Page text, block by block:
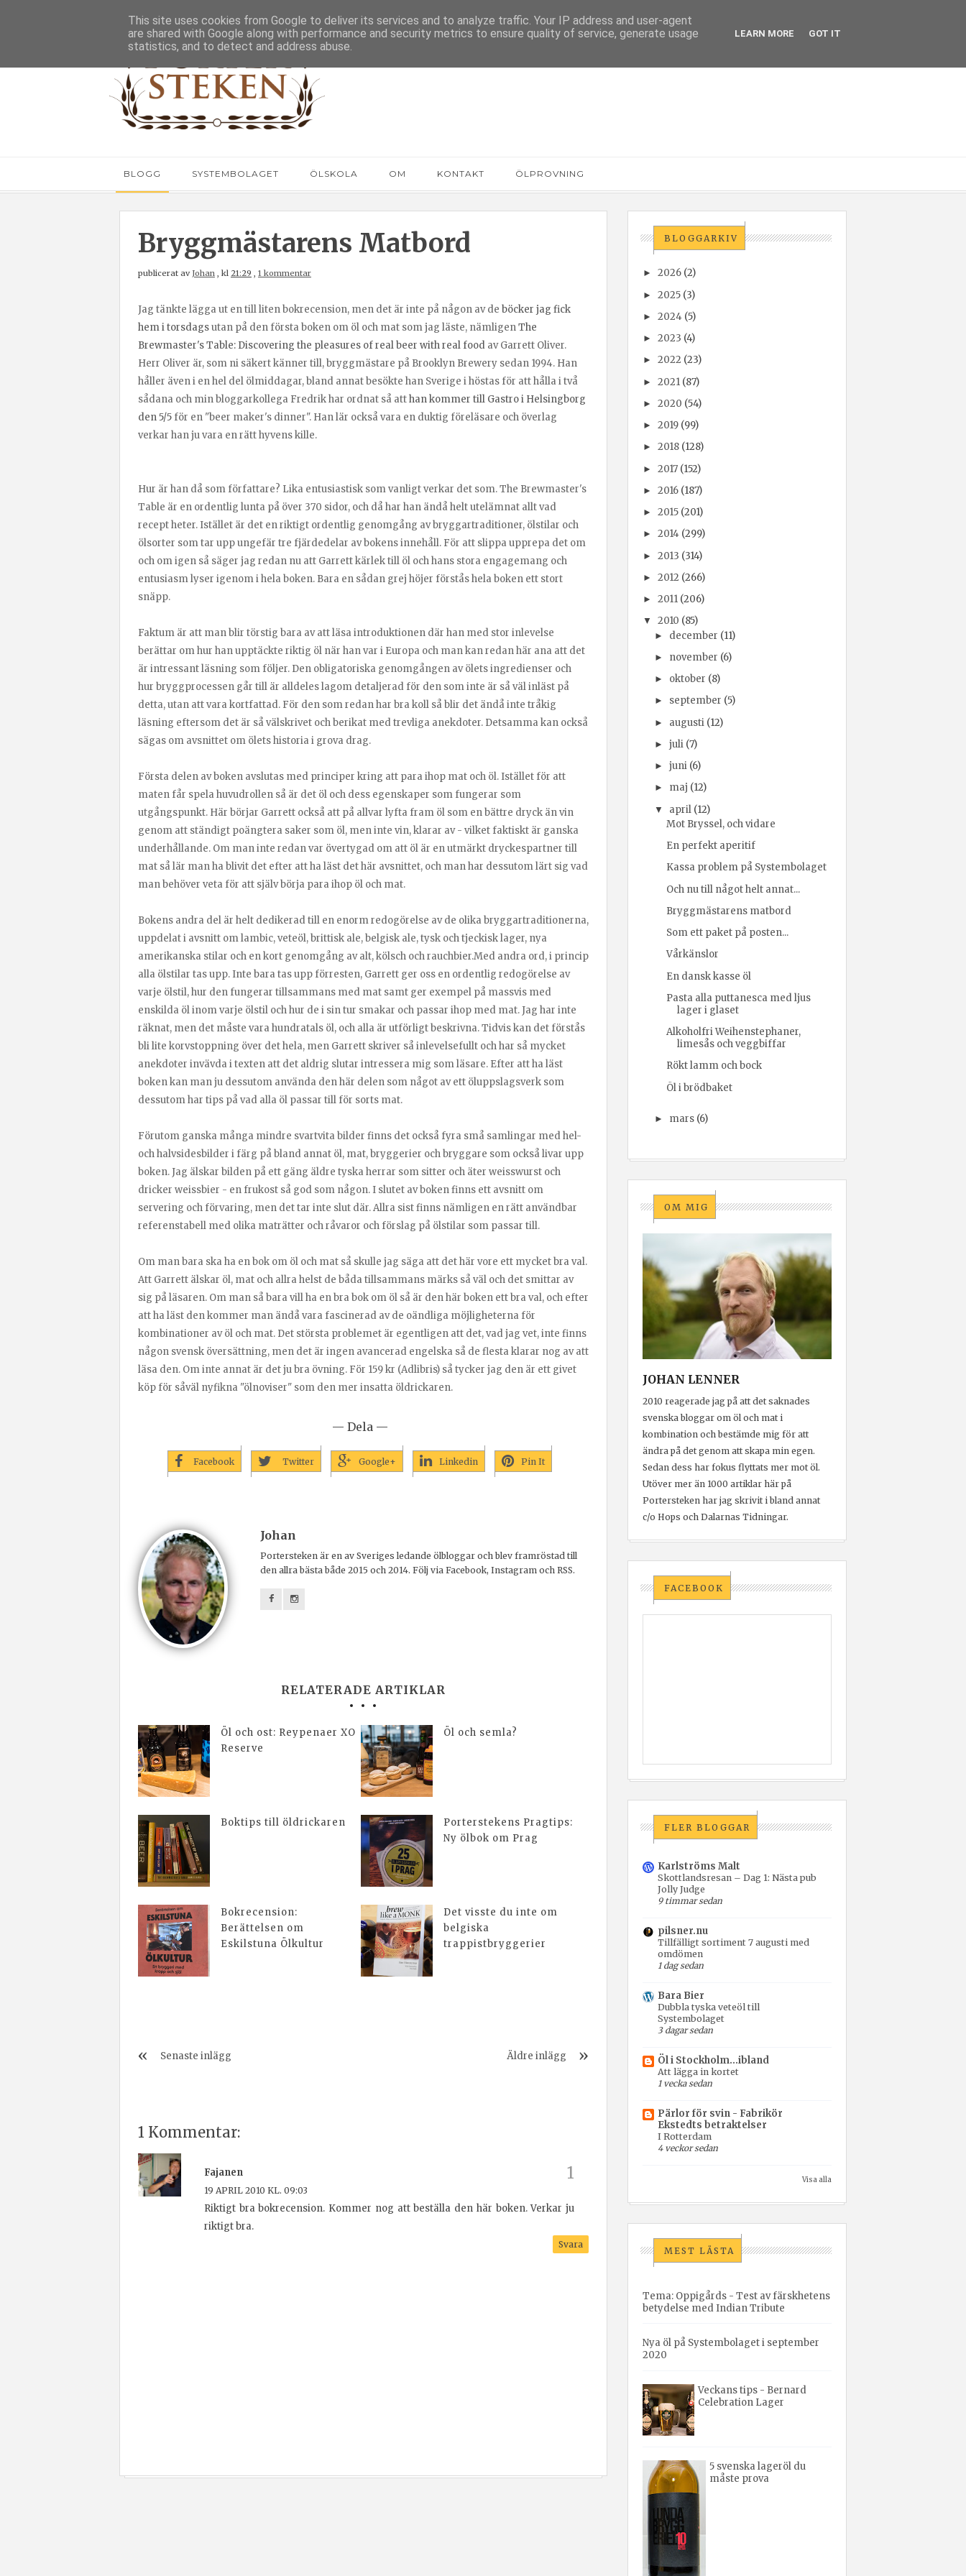
BLOGG SYSTEMBOLAGET ÖLSKOLA OM KONTAKT ÖLPROVNING
Bryggmästarens Matbord
publicerat avJohan , kl 21:29 , 1 kommentar
Jag tänkte lägga ut en till liten bokrecension, men det är inte på någon av de böcker jag fick
hem i torsdagsutan på den första boken om öl och mat som jag läste, nämligenThe
Brewmaster's Table: Discovering the pleasures of real beer with real food av Garrett Oliver.
Herr Oliver är, som ni säkert känner till, bryggmästare på Brooklyn Brewery sedan 1994. Han
håller även i en hel del ölmiddagar, bland annat besökte han Sverige i höstas för att hålla i två
sådana och min bloggarkollega Fredrik har ordnat så atthan kommer till Gastro i Helsingborg
den 5/5 för en "beer maker's dinner". Han lär också vara en duktig föreläsare och överlag
verkar han ju vara en rätt hyvens kille.
Hur är han då som författare? Lika entusiastisk som vanligt verkar det som. The Brewmaster's
Table är en ordentlig lunta på över 370 sidor, och då har han ändå helt utelämnat allt vad
recept heter. Istället är det en riktigt ordentlig genomgång av bryggartraditioner, ölstilar och
ölsorter som tar upp ungefär tre fjärdedelar av bokens innehåll. För att slippa upprepa det om
och om igen så säger jag redan nu att Garrett kärlek till öl och hans stora engagemang och
entusiasm lyser igenom i hela boken. Bara en sådan grej höjer förstås hela boken ett stort
snäpp.
Faktum är att man blir törstig bara av att läsa introduktionen där han med stor inlevelse
berättar om hur han upptäckte riktig öl när han var i Europa och man kan redan här ana att det
är intressant läsning som följer. Den obligatoriska genomgången av ölets ingredienser och
hur bryggprocessen går till är alldeles lagom detaljerad för den som inte är så väl inläst på
detta, utan att vara kortfattad. För den som redan har bra koll så blir det ändå inte tråkig
läsning eftersom det är så välskrivet och berikat med trevliga anekdoter. Detsamma kan också
sägas om avsnittet om ölets historia i grova drag.
Första delen av boken avslutas med principer kring att para ihop mat och öl. Istället för att
maten får spela huvudrollen så är det öl och dess egenskaper som fungerar som
utgångspunkt. Här börjar Garrett också att på allvar lyfta fram öl som en bättre dryck än vin
genom att ständigt poängtera saker som öl, men inte vin, klarar av - vilket faktiskt är ganska
underhållande. Om man inte redan var övertygad om att öl är en utmärkt dryckespartner till
mat så lär man ha blivit det efter att ha läst det här avsnittet, och man har dessutom lärt sig vad
man behöver veta för att själv börja para ihop öl och mat.
Bokens andra del är helt dedikerad till en enorm redogörelse av de olika bryggartraditionerna,
uppdelat i avsnitt om lambic, veteöl, brittisk ale, belgisk ale, tysk och tjeckisk lager, nya
amerikanska stilar och en kort genomgång av alt, kölsch och rauchbier.Med andra ord, i princip
alla ölstilar tas upp. Inte bara tas upp förresten, Garrett ger oss en ordentlig redogörelse av
varje ölstil, hur den fungerar tillsammans med mat samt ger exempel på massvis med
enskilda öl inom varje ölstil och hur de i sin tur smakar och passar ihop med mat. Jag har inte
räknat, men det måste vara hundratals öl, och alla är utförligt beskrivna. Tidvis kan det förstås
bli lite korvstoppning över det hela, men Garrett skriver så inlevelsefullt och har så mycket
anekdoter invävda i texten att det aldrig slutar intressera mig som läsare. Efter att ha läst
boken kan man ju dessutom använda den här delen som något av ett öluppslagsverk som
dessutom har tips på vad alla öl passar till för sorts mat.
Förutom ganska många mindre svartvita bilder finns det också fyra små samlingar med hel-
och halvsidesbilder i färg på bland annat öl, mat, bryggerier och bryggare som också livar upp
boken. Jag älskar bilden på ett gäng äldre tyska herrar som sitter och äter weisswurst och
dricker weissbier - en frukost så god som någon. I slutet av boken finns ett avsnitt om
servering och förvaring, men det tar inte slut där. Allra sist finns nämligen en rätt användbar
referenstabell med olika maträtter och råvaror och förslag på ölstilar som passar till.
Om man bara ska ha en bok om öl och mat så skulle jag säga att det här vore ett mycket bra val.
Att Garrett älskar öl, mat och allra helst de båda tillsammans märks så väl och det smittar av
sig på läsaren. Om man så bara vill ha en bra bok om öl så är den här boken ett bra val, och efter
att ha läst den kommer man ändå vara fascinerad av de oändliga möjligheterna för
kombinationer av öl och mat. Det största problemet är egentligen att det, vad jag vet, inte finns
någon svensk översättning, men det är ingen avancerad engelska så de flesta klarar nog av att
läsa den. Om inte annat är det ju bra övning. För 159 kr (Adlibris) så tycker jag den är ett givet
köp för såväl nyfikna "ölnoviser" som den mer insatta öldrickaren.
— Dela —
Facebook Twitter Google+ Linkedin Pin It
Johan
Portersteken är en av Sveriges ledande ölbloggar och blev framröstad till
den allra bästa både 2015 och 2014. Följ via Facebook, Instagram och RSS.
RELATERADE ARTIKLAR
Öl och ost: Reypenaer XO
Reserve
Öl och semla?
Boktips till öldrickaren
Porterstekens Pragtips:
Ny ölbok om Prag
Bokrecension:
Berättelsen om
Eskilstuna Ölkultur
Det visste du inte om
belgiska
trappistbryggerier
Senaste inlägg Äldre inlägg
1 Kommentar:
Fajanen
19 APRIL 2010 KL. 09:03
Riktigt bra bokrecension. Kommer nog att beställa den här boken. Verkar ju
riktigt bra.
Svara
BLOGGARKIV
►2026 (2)
►2025 (3)
►2024 (5)
►2023 (4)
►2022 (23)
►2021 (87)
►2020 (54)
►2019 (99)
►2018 (128)
►2017 (152)
►2016 (187)
►2015 (201)
►2014 (299)
►2013 (314)
►2012 (266)
►2011 (206)
▼ 2010 (85)
► december (11)
► november (6)
► oktober (8)
► september (5)
► augusti (12)
► juli (7)
► juni (6)
► maj (12)
▼ april (12)
Mot Bryssel, och vidare
En perfekt aperitif
Kassa problem på Systembolaget
Och nu till något helt annat...
Bryggmästarens matbord
Som ett paket på posten...
Vårkänslor
En dansk kasse öl
Pasta alla puttanesca med ljus
lager i glaset
Alkoholfri Weihenstephaner,
limesås och veggbiffar
Rökt lamm och bock
Öl i brödbaket
► mars (6)
OM MIG
JOHAN LENNER
2010 reagerade jag på att det saknades
svenska bloggar om öl och mat i
kombination och bestämde mig för att
ändra på det genom att skapa min egen.
Sedan dess har fokus flyttats mer mot öl.
Utöver mer än 1000 artiklar här på
Portersteken har jag skrivit i bland annat
c/o Hops och Dalarnas Tidningar.
FACEBOOK
FLER BLOGGAR
Karlströms Malt
Skottlandsresan – Dag 1: Nästa pub
Jolly Judge
9 timmar sedan
pilsner.nu
Tillfälligt sortiment 7 augusti med
omdömen
1 dag sedan
Bara Bier
Dubbla tyska veteöl till
Systembolaget
3 dagar sedan
Öl i Stockholm...ibland
Att lägga in kortet
1 vecka sedan
Pärlor för svin - Fabrikör
Ekstedts betraktelser
I Rotterdam
4 veckor sedan
Visa alla
MEST LÄSTA
Tema: Oppigårds - Test av färskhetens
betydelse med Indian Tribute
Nya öl på Systembolaget i september
2020
Veckans tips - Bernard
Celebration Lager
5 svenska lageröl du
måste prova
This site uses cookies from Google to deliver its services and to analyze traffic. Your IP address and user-agent
are shared with Google along with performance and security metrics to ensure quality of service, generate usage
statistics, and to detect and address abuse.
LEARN MORE GOT IT